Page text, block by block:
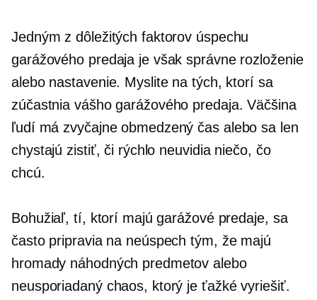
Jedným z dôležitých faktorov úspechu
garážového predaja je však správne rozloženie
alebo nastavenie. Myslite na tých, ktorí sa
zúčastnia vášho garážového predaja. Väčšina
ľudí má zvyčajne obmedzený čas alebo sa len
chystajú zistiť, či rýchlo neuvidia niečo, čo
chcú.
Bohužiaľ, tí, ktorí majú garážové predaje, sa
často pripravia na neúspech tým, že majú
hromady náhodných predmetov alebo
neusporiadaný chaos, ktorý je ťažké vyriešiť.